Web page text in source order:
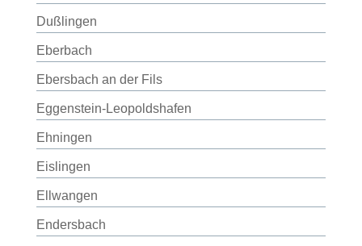
Dußlingen
Eberbach
Ebersbach an der Fils
Eggenstein-Leopoldshafen
Ehningen
Eislingen
Ellwangen
Endersbach